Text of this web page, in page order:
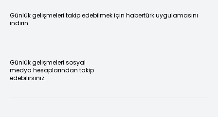
Günlük gelişmeleri takip edebilmek için habertürk uygulamasını
indirin
Günlük gelişmeleri sosyal
medya hesaplarından takip
edebilirsiniz.